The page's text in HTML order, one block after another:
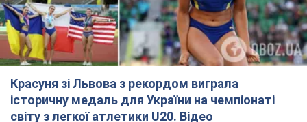
Красуня зі Львова з рекордом виграла
історичну медаль для України на чемпіонаті
світу з легкої атлетики U20. Відео